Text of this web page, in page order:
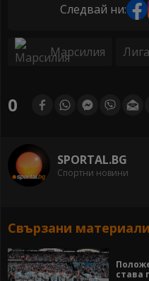
Следвай ни:
Марсилия
0
SPORTAL.BG
Спортни новини
Свързани материали
става